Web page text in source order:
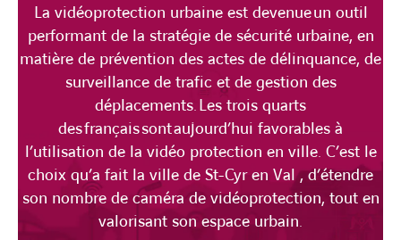
La vidéoprotection urbaine est devenueun outil
performant de la stratégie de sécurité urbaine, en
matière de prévention des actes de délinquance, de
surveillance de trafic et de gestion des
déplacements.Les trois quarts
desfrançaissontaujourd’hui favorables à
l’utilisation de la vidéo protection en ville. C’est le
choix qu’a fait la ville de St-Cyr en Val , d’étendre
son nombre de caméra de vidéoprotection, tout en
valorisant son espace urbain.